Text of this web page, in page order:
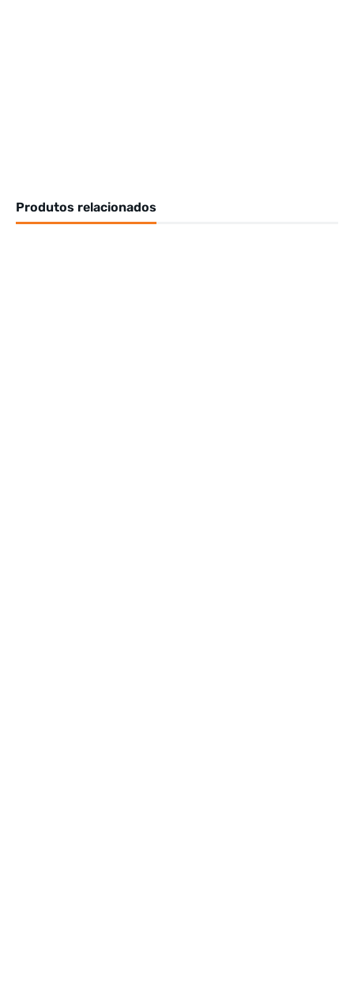
Produtos relacionados